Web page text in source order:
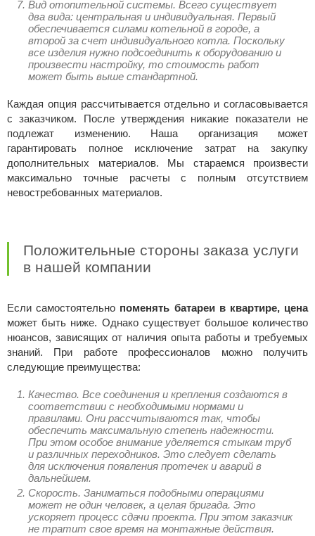
Вид отопительной системы. Всего существует
два вида: центральная и индивидуальная. Первый
обеспечивается силами котельной в городе, а
второй за счет индивидуального котла. Поскольку
все изделия нужно подсоединить к оборудованию и
произвести настройку, то стоимость работ
может быть выше стандартной.
Каждая опция рассчитывается отдельно и согласовывается
с заказчиком. После утверждения никакие показатели не
подлежат изменению. Наша организация может
гарантировать полное исключение затрат на закупку
дополнительных материалов. Мы стараемся произвести
максимально точные расчеты с полным отсутствием
невостребованных материалов.
Положительные стороны заказа услуги
в нашей компании
Если самостоятельно поменять батареи в квартире, цена
может быть ниже. Однако существует большое количество
нюансов, зависящих от наличия опыта работы и требуемых
знаний. При работе профессионалов можно получить
следующие преимущества:
Качество. Все соединения и крепления создаются в
соответствии с необходимыми нормами и
правилами. Они рассчитываются так, чтобы
обеспечить максимальную степень надежности.
При этом особое внимание уделяется стыкам труб
и различных переходников. Это следует сделать
для исключения появления протечек и аварий в
дальнейшем.
Скорость. Заниматься подобными операциями
может не один человек, а целая бригада. Это
ускоряет процесс сдачи проекта. При этом заказчик
не тратит свое время на монтажные действия.